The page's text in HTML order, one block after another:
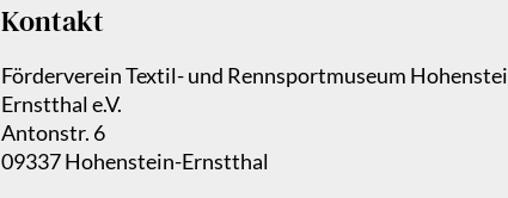
Kontakt
Förderverein Textil- und Rennsportmuseum
Ernstthal e.V.
Antonstr. 6
09337 Hohenstein-Ernstthal